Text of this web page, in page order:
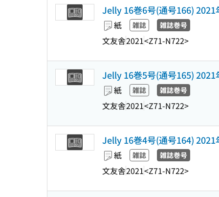
Jelly 16巻6号(通号166) 2021
紙 雑誌 雑誌巻号
文友舎2021<Z71-N722>
Jelly 16巻5号(通号165) 2021
紙 雑誌 雑誌巻号
文友舎2021<Z71-N722>
Jelly 16巻4号(通号164) 2021
紙 雑誌 雑誌巻号
文友舎2021<Z71-N722>